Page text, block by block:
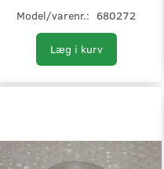
Model/varenr.: 680272
Læg i kurv